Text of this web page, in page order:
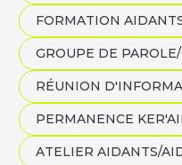
L'équipe
Le Comité des parties
Les partenaires
Les évènements
FORMATION
GROUPE DE
RÉUNION
PERMANENCE
ATELIER AIDANTS/